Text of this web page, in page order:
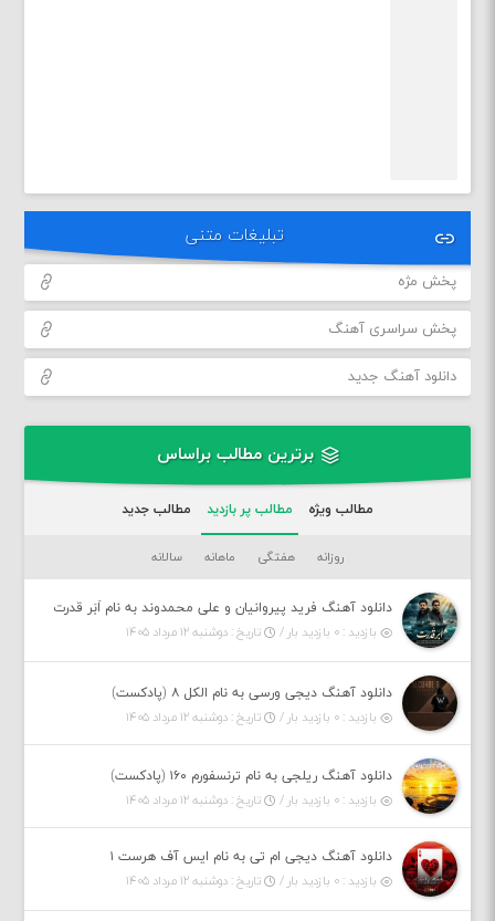
تبلیغات متنی
پخش مژه
پخش سراسری آهنگ
دانلود آهنگ جدید
برترین مطالب براساس
مطالب ویژه مطالب پر بازدید مطالب جدید
روزانه هفتگی ماهانه سالانه
دانلود آهنگ فرید پیروانیان و علی محمدوند به نام اَبَر قدرت
بازدید : ۰ بازدید بار /
تاریخ : دوشنبه ۱۲ مرداد ۱۴۰۵
دانلود آهنگ دیجی ورسی به نام الکل ۸ (پادکست)
بازدید : ۰ بازدید بار /
تاریخ : دوشنبه ۱۲ مرداد ۱۴۰۵
دانلود آهنگ ریلجی به نام ترنسفورم ۱۶۰ (پادکست)
بازدید : ۰ بازدید بار /
تاریخ : دوشنبه ۱۲ مرداد ۱۴۰۵
دانلود آهنگ دیجی ام تی به نام ایس آف هرست ۱
بازدید : ۰ بازدید بار /
تاریخ : دوشنبه ۱۲ مرداد ۱۴۰۵